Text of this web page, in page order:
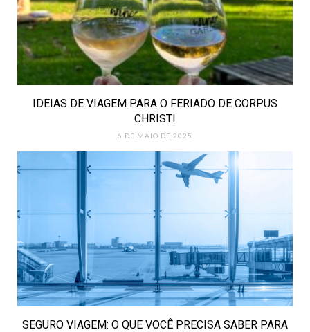
IDEIAS DE VIAGEM PARA O FERIADO DE CORPUS
CHRISTI
6 DE MAIO DE 2025
SEGURO VIAGEM: O QUE VOCÊ PRECISA SABER PARA